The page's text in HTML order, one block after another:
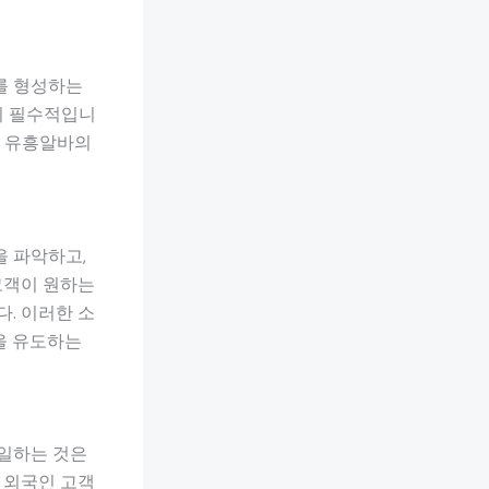
형성하는
필수적입니
흥알바의
파악하고,
이 원하는
. 이러한 소
유도하는
하는 것은
국인 고객